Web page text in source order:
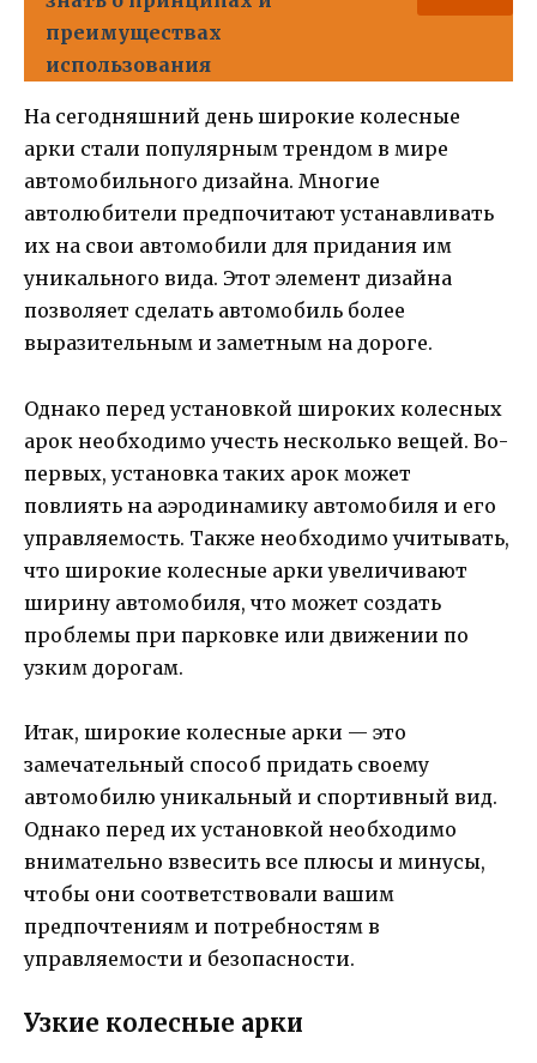
преимуществах
использования
На сегодняшний день широкие колесные
арки стали популярным трендом в мире
автомобильного дизайна. Многие
автолюбители предпочитают устанавливать
их на свои автомобили для придания им
уникального вида. Этот элемент дизайна
позволяет сделать автомобиль более
выразительным и заметным на дороге.
Однако перед установкой широких колесных
арок необходимо учесть несколько вещей. Во-
первых, установка таких арок может
повлиять на аэродинамику автомобиля и его
управляемость. Также необходимо учитывать,
что широкие колесные арки увеличивают
ширину автомобиля, что может создать
проблемы при парковке или движении по
узким дорогам.
Итак, широкие колесные арки — это
замечательный способ придать своему
автомобилю уникальный и спортивный вид.
Однако перед их установкой необходимо
внимательно взвесить все плюсы и минусы,
чтобы они соответствовали вашим
предпочтениям и потребностям в
управляемости и безопасности.
Узкие колесные арки